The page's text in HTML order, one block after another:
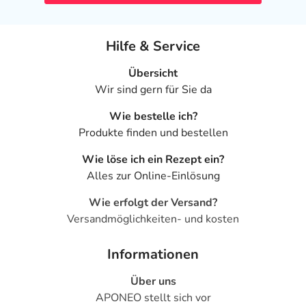
Hilfe & Service
Übersicht
Wir sind gern für Sie da
Wie bestelle ich?
Produkte finden und bestellen
Wie löse ich ein Rezept ein?
Alles zur Online-Einlösung
Wie erfolgt der Versand?
Versandmöglichkeiten- und kosten
Informationen
Über uns
APONEO stellt sich vor